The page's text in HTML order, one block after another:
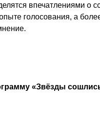
впечатлениями о
голосования, а
«Звёзды